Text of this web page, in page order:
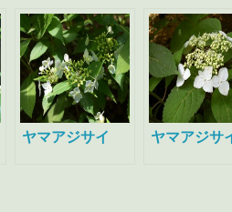
ヤマアジサイ ヤマアジサ